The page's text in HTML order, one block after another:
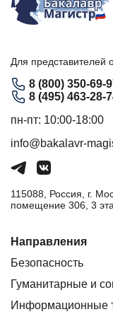
Для представителей
8 (800) 350-69-
8 (495) 463-28-
пн-пт: 10:00-18:00
info@bakalavr-
115088, Россия, г.
помещение 306, 3
Направления
Безопасность
Гуманитарные и
Информационные